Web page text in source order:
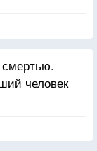
человек